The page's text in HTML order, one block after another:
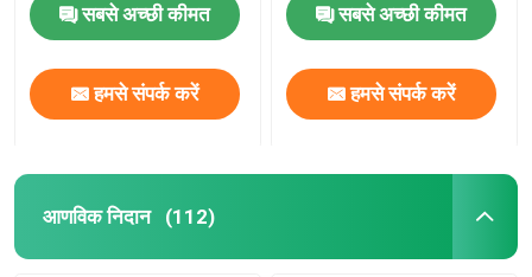
सबसे अच्छी कीमत
हमसे संपर्क करें
सबसे अच्छी कीमत
हमसे संपर्क करें
आणविक निदान (112)